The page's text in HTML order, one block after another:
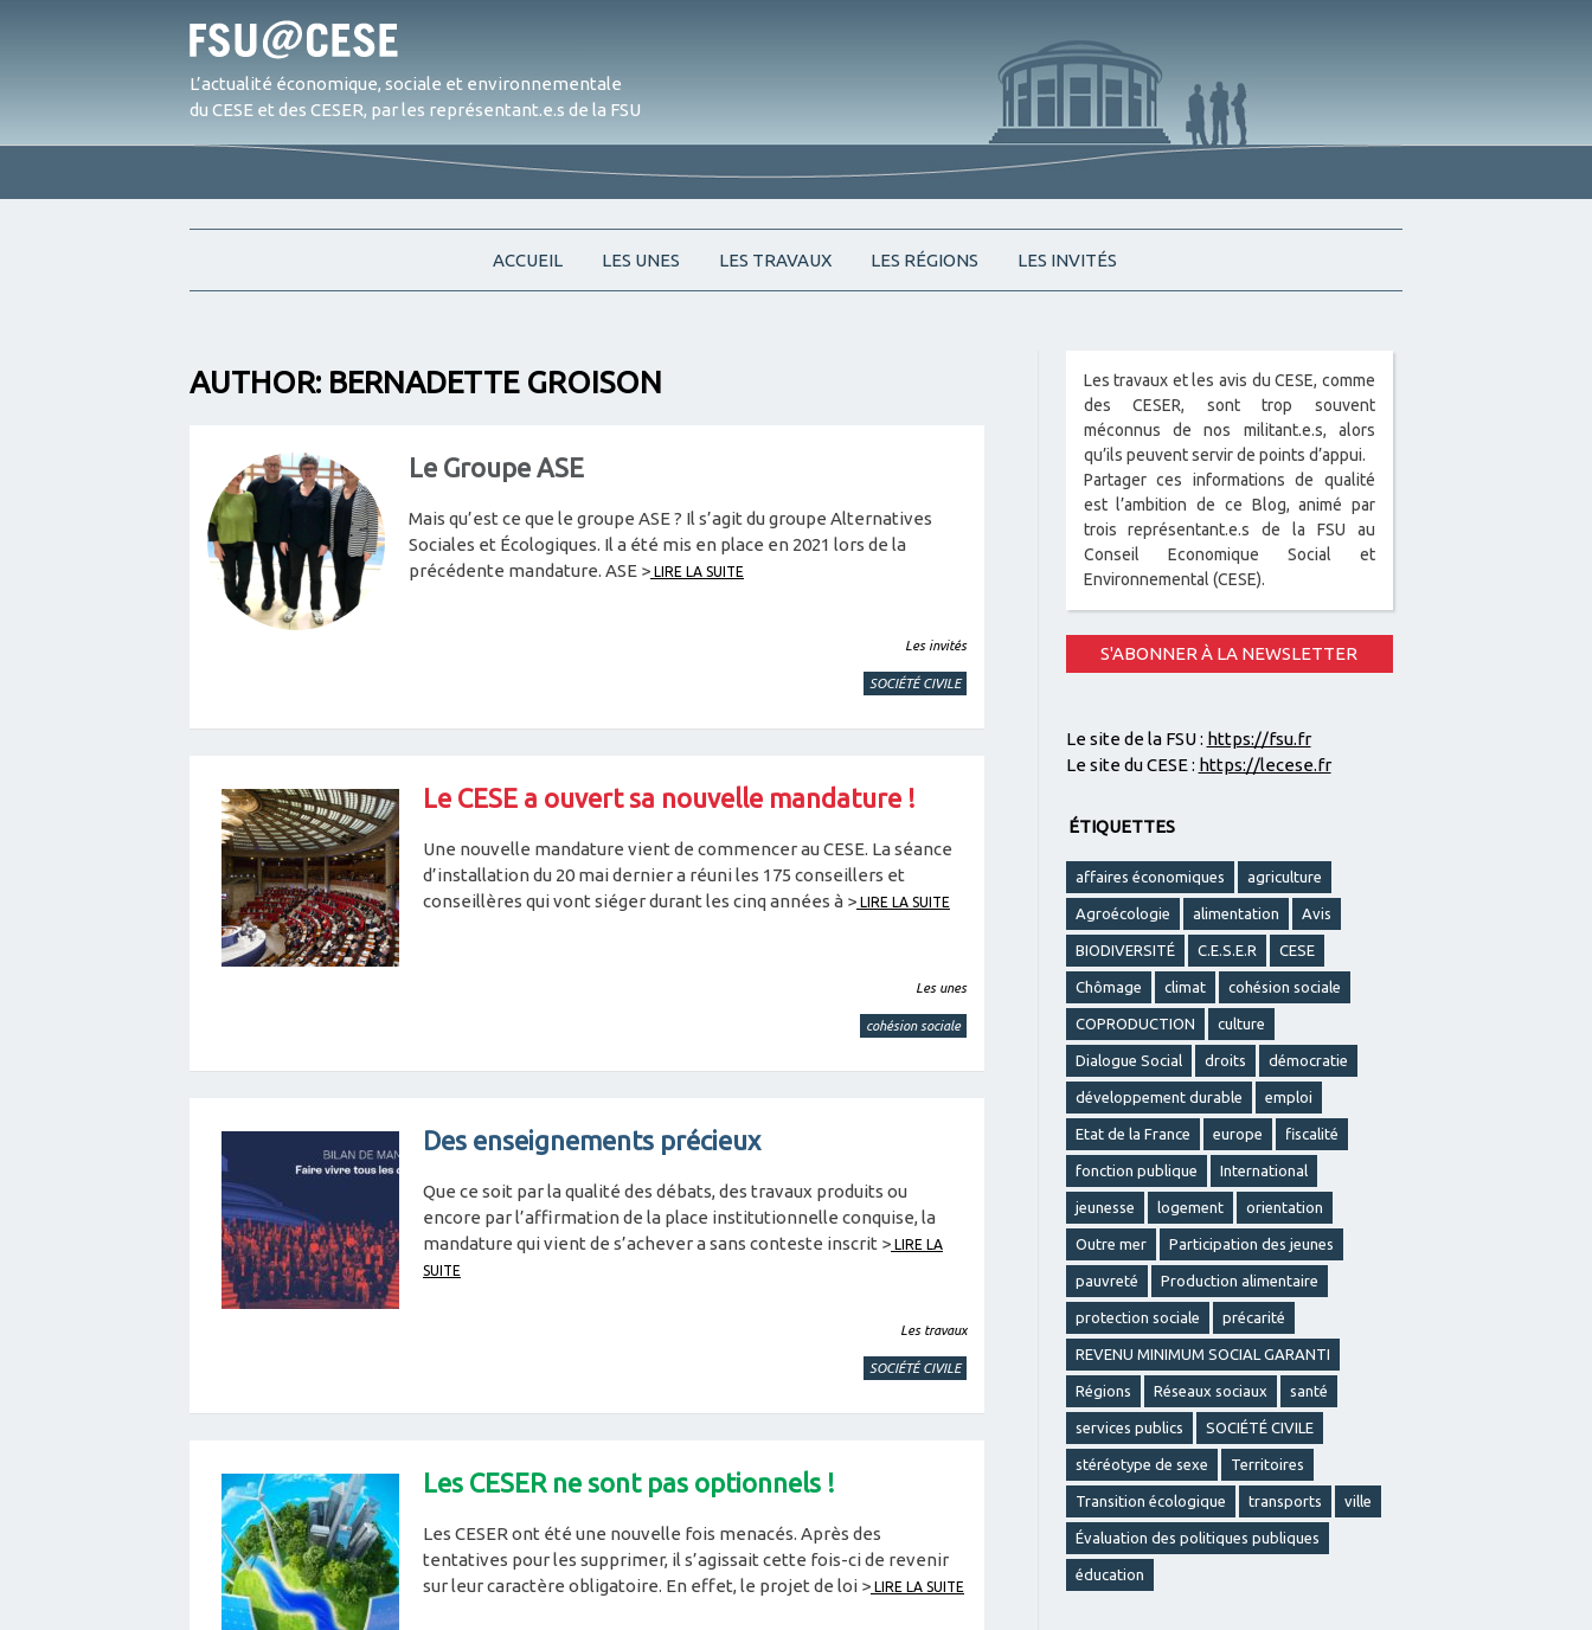
L’actualité économique, sociale et environnementale
du CESE et des CESER, par les représentant.e.s de la FSU
to
ACCUEIL LES UNES LES TRAVAUX LES RÉGIONS LES INVITÉS
AUTHOR: BERNADETTE GROISON
Le Groupe ASE
Mais qu’est ce que le groupe ASE ? Il s’agit du groupe Alternatives
Sociales et Écologiques. Il a été mis en place en 2021 lors de la
précédente mandature. ASE > LIRE LA SUITE
Les invités
SOCIÉTÉ CIVILE
Le CESE a ouvert sa nouvelle mandature !
Une nouvelle mandature vient de commencer au CESE. La séance
d’installation du 20 mai dernier a réuni les 175 conseillers et
conseillères qui vont siéger durant les cinq années à > LIRE LA SUITE
Les unes
cohésion sociale
Des enseignements précieux
Que ce soit par la qualité des débats, des travaux produits ou
encore par l’affirmation de la place institutionnelle conquise, la
mandature qui vient de s’achever a sans conteste inscrit > LIRE LA
SUITE
Les travaux
SOCIÉTÉ CIVILE
Les CESER ne sont pas optionnels !
Les CESER ont été une nouvelle fois menacés. Après des
tentatives pour les supprimer, il s’agissait cette fois-ci de revenir
sur leur caractère obligatoire. En effet, le projet de loi > LIRE LA SUITE
Les travaux et les avis du CESE, comme
des CESER, sont trop souvent
méconnus de nos militant.e.s, alors
qu’ils peuvent servir de points d’appui.
Partager ces informations de qualité
est l’ambition de ce Blog, animé par
trois représentant.e.s de la FSU au
Conseil Economique Social et
Environnemental (CESE).
S'ABONNER À LA NEWSLETTER
Le site de la FSU : https://fsu.fr
Le site du CESE : https://lecese.fr
ÉTIQUETTES
affaires économiques agriculture
Agroécologie alimentation Avis
BIODIVERSITÉ C.E.S.E.R CESE
Chômage climat cohésion sociale
COPRODUCTION culture
Dialogue Social droits démocratie
développement durable emploi
Etat de la France europe fiscalité
fonction publique International
jeunesse logement orientation
Outre mer Participation des jeunes
pauvreté Production alimentaire
protection sociale précarité
REVENU MINIMUM SOCIAL GARANTI
Régions Réseaux sociaux santé
services publics SOCIÉTÉ CIVILE
stéréotype de sexe Territoires
Transition écologique transports ville
Évaluation des politiques publiques
éducation